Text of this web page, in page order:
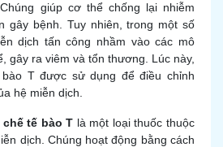
giúp cơ thể chống lại nhiễm
gây bệnh. Tuy nhiên, trong một số
dịch tấn công nhầm vào các mô
gây ra viêm và tổn thương. Lúc này,
T được sử dụng để điều chỉnh
hệ miễn dịch.
tế bào T là một loại thuốc thuộc
dịch. Chúng hoạt động bằng cách